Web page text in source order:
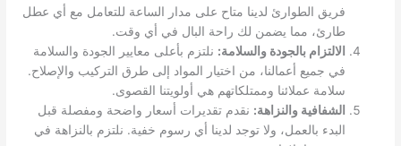
فريق الطوارئ لدينا متاح على مدار الساعة للتعامل مع أي عطل
طارئ، مما يضمن لك راحة البال في أي وقت.
الالتزام بالجودة والسلامة: نلتزم بأعلى معايير الجودة والسلامة
في جميع أعمالنا، من اختيار المواد إلى طرق التركيب والإصلاح.
سلامة عملائنا وممتلكاتهم هي أولويتنا القصوى.
الشفافية والنزاهة: نقدم تقديرات أسعار واضحة ومفصلة قبل
البدء بالعمل، ولا توجد لدينا أي رسوم خفية. نلتزم بالنزاهة في